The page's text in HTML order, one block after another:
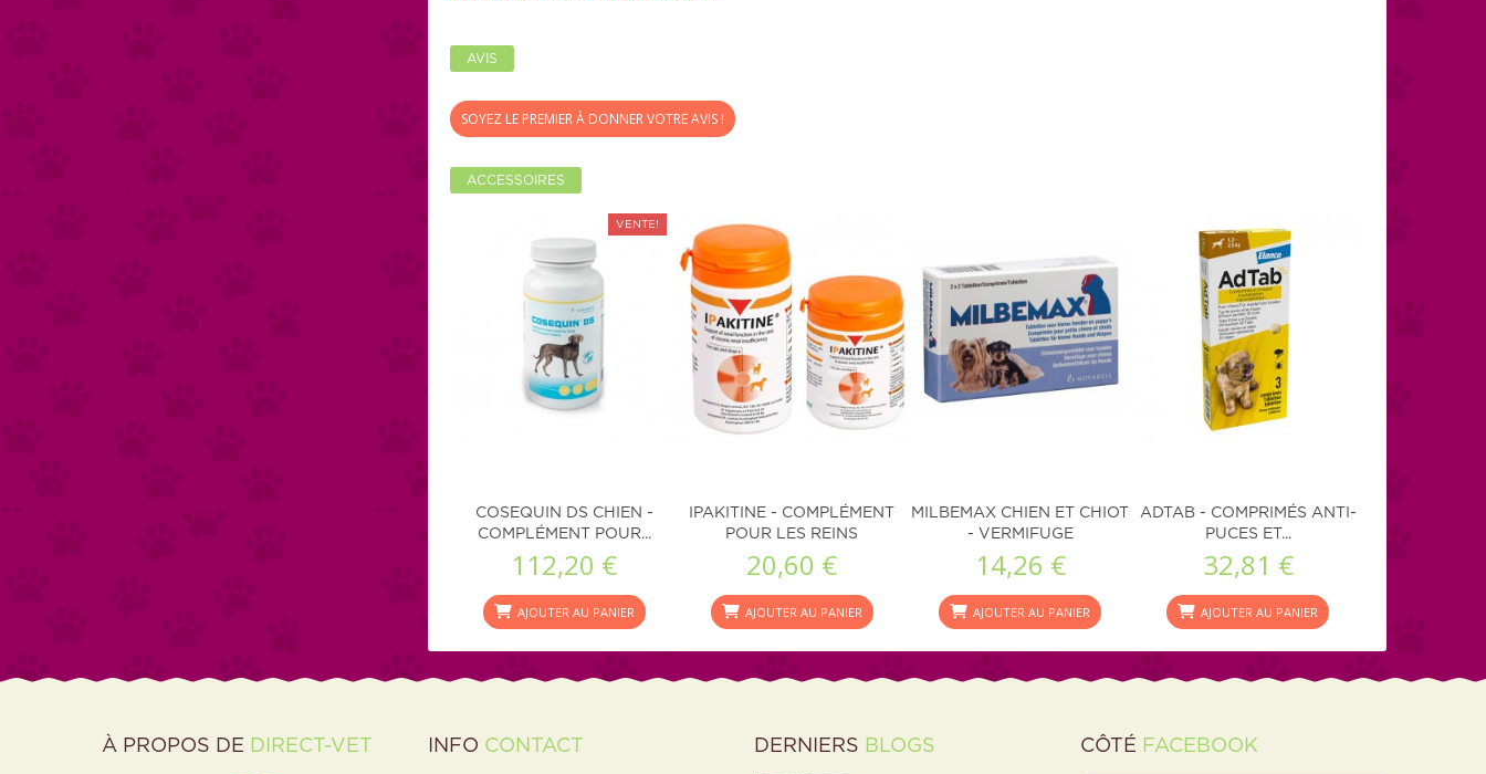
AVIS
SOYEZ LE PREMIER À DONNER VOTRE AVIS !
ACCESSOIRES
VENTE!
COSEQUIN DS CHIEN -
COMPLÉMENT POUR...
112,20 €
AJOUTER AU PANIER
IPAKITINE - COMPLÉMENT
POUR LES REINS
20,60 €
AJOUTER AU PANIER
MILBEMAX CHIEN ET CHIOT
- VERMIFUGE
14,26 €
AJOUTER AU PANIER
ADTAB - COMPRIMÉS ANTI-
PUCES ET...
32,81 €
AJOUTER AU PANIER
À PROPOS DE DIRECT-VET INFO CONTACT DERNIERS BLOGS CÔTÉ FACEBOOK